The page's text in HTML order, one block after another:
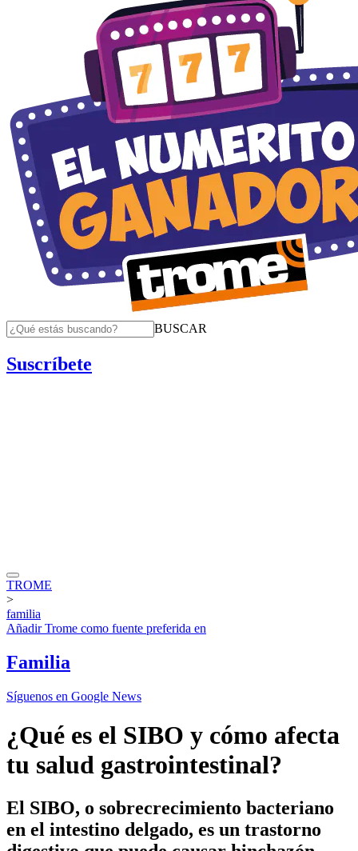
BUSCAR
Suscríbete
TROME
>
familia
AñadirTrome como fuente preferida en
Familia
Síguenos en Google News
¿Qué es el SIBO y cómo afecta
tu salud gastrointestinal?
El SIBO, o sobrecrecimiento bacteriano
en el intestino delgado, es un trastorno